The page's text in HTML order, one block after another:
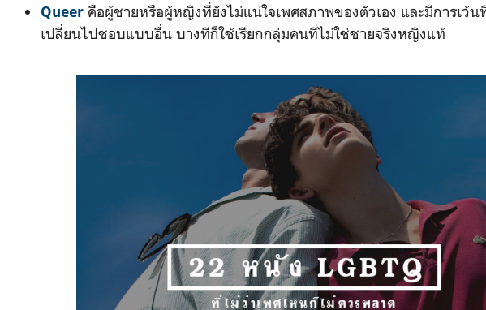
Queer คือผู้ชายหรือผู้หญิงที่ยังไม่แน่ใจเพศสภาพของตัวเอง และมีการเว้น
เปลี่ยนไปชอบแบบอื่น บางทีก็ใช้เรียกกลุ่มคนที่ไม่ใช่ชายจริงหญิงแท้